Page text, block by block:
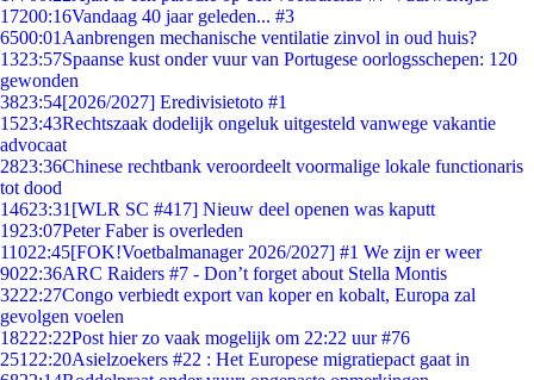
17200:16Vandaag 40 jaar geleden... #3
6500:01 Aanbrengen mechanische ventilatie zinvol in oud huis?
1323:57Spaanse kust onder vuur van Portugese oorlogsschepen: 120
gewonden
3823:54[2026/2027] Eredivisietoto #1
1523:43Rechtszaak dodelijk ongeluk uitgesteld vanwege vakantie
advocaat
2823:36Chinese rechtbank veroordeelt voormalige lokale functionaris
tot dood
14623:31 [WLR SC #417] Nieuw deel openen was kaputt
1923:07Peter Faber is overleden
11022:45[FOK!Voetbalmanager 2026/2027] #1 We zijn er weer
9022:36ARC Raiders #7 - Don’t forget about Stella Montis
3222:27Congo verbiedt export van koper en kobalt, Europa zal
gevolgen voelen
18222:22Post hier zo vaak mogelijk om 22:22 uur #76
251 22:20Asielzoekers #22 : Het Europese migratiepact gaat in